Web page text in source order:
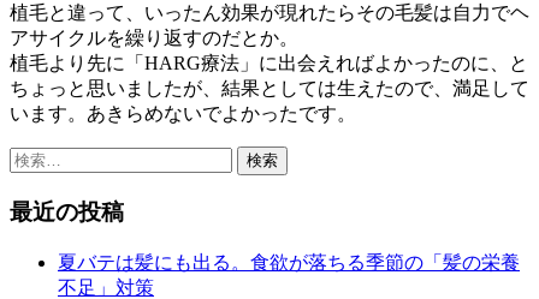
植毛と違って、いったん効果が現れたらその毛髪は自力でヘ
アサイクルを繰り返すのだとか。
植毛より先に「HARG療法」に出会えればよかったのに、と
ちょっと思いましたが、結果としては生えたので、満足して
います。あきらめないでよかったです。
検
最近の投稿
夏バテは髪にも出る。食欲が落ちる季節の「髪の栄養
不足」対策